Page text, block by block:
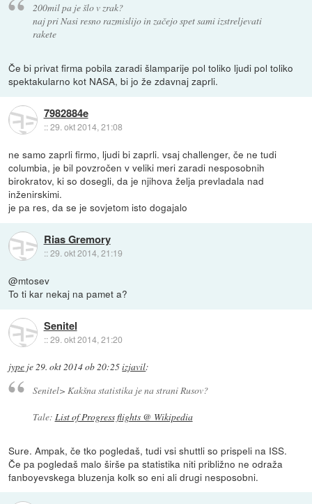
200mil pa je šlo v zrak?
naj pri Nasi resno razmislijo in začejo spet sami izstreljevati
rakete
Če bi privat firma pobila zaradi šlamparije pol toliko ljudi pol toliko
spektakularno kot NASA, bi jo že zdavnaj zaprli.
7982884e
::29. okt 2014, 21:08
ne samo zaprli firmo, ljudi bi zaprli. vsaj challenger, če ne tudi
columbia, je bil povzročen v veliki meri zaradi nesposobnih
birokratov, ki so dosegli, da je njihova želja prevladala nad
inženirskimi.
je pa res, da se je sovjetom isto dogajalo
Rias Gremory
::29. okt 2014, 21:19
@mtosev
To ti kar nekaj na pamet a?
Senitel
::29. okt 2014, 21:20
jype je29. okt 2014 ob 20:25izjavil:
Senitel> Kakšna statistika je na strani Rusov?
Tale: List of Progress flights @ Wikipedia
Sure. Ampak, če tko pogledaš, tudi vsi shuttli so prispeli na ISS.
Če pa pogledaš malo širše pa statistika niti približno ne odraža
fanboyevskega bluzenja kolk so eni ali drugi nesposobni.